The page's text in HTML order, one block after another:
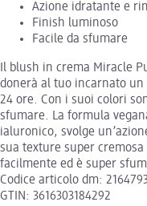
Azione idratante e
Finish luminoso
Facile da sfumare
Il blush in crema Miracle
donerà al tuo incarnato un
24 ore. Con i suoi colori
sfumare. La formula
ialuronico, svolge
sua texture super
facilmente ed è super
Codice articolo dm:
GTIN: 3616303184292